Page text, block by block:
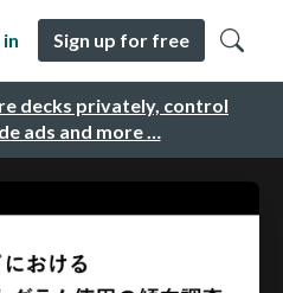
decks privately, control
ads and more …
in Sign up for free